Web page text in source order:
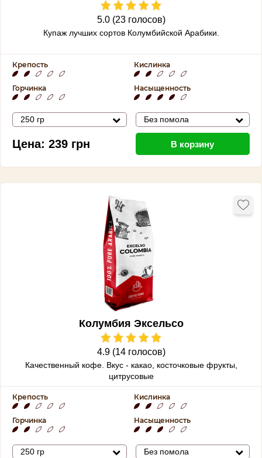
5.0 (23 голосов)
Купаж лучших сортов Колумбийской Арабики.
Крепость Кислинка
Горчинка Насыщенность
250 гр Без помола
Цена: 239 грн В корзину
Колумбия Эксельсо
4.9 (14 голосов)
Качественный кофе. Вкус - какао, косточковые фрукты,
цитрусовые
Крепость Кислинка
Горчинка Насыщенность
250 гр Без помола